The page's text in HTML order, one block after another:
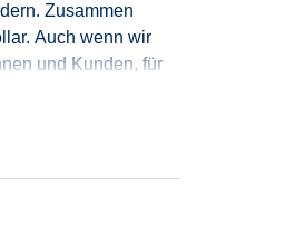
Zusammen
. Auch wenn wir
und Kunden, für